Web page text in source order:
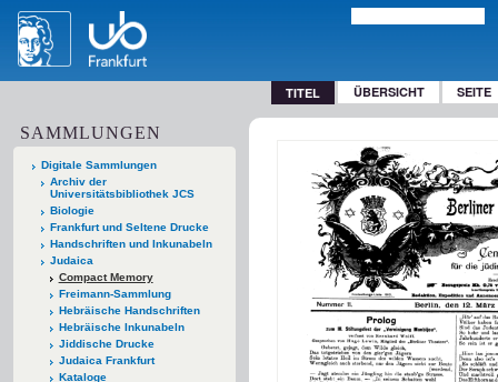
TITEL ÜBERSICHT SEITE
SAMMLUNGEN
Digitale Sammlungen
Archiv der
Universitätsbibliothek JCS
Biologie
Frankfurt und Seltene Drucke
Handschriften und Inkunabeln
Judaica
Compact Memory
Freimann-Sammlung
Hebräische Handschriften
Hebräische Inkunabeln
Jiddische Drucke
Judaica Frankfurt
Kataloge